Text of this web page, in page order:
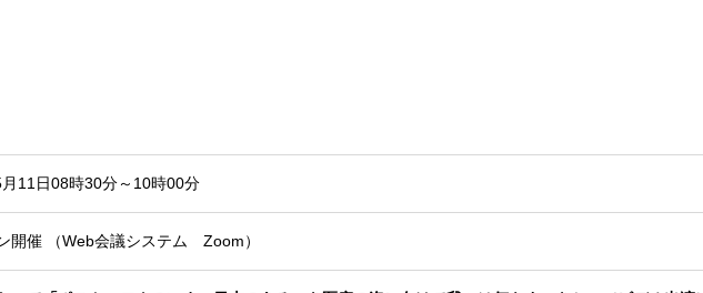
11日08時30分～10時00分
開催 （Web会議システム Zoom）